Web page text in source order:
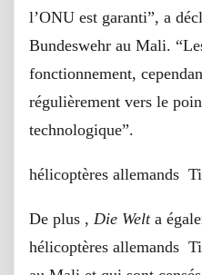
l’ONU est garanti”, a
Bundeswehr au Mali.
fonctionnement,
régulièrement vers le
technologique”.
hélicoptères allemands
De plus , Die Welta
hélicoptères allemands